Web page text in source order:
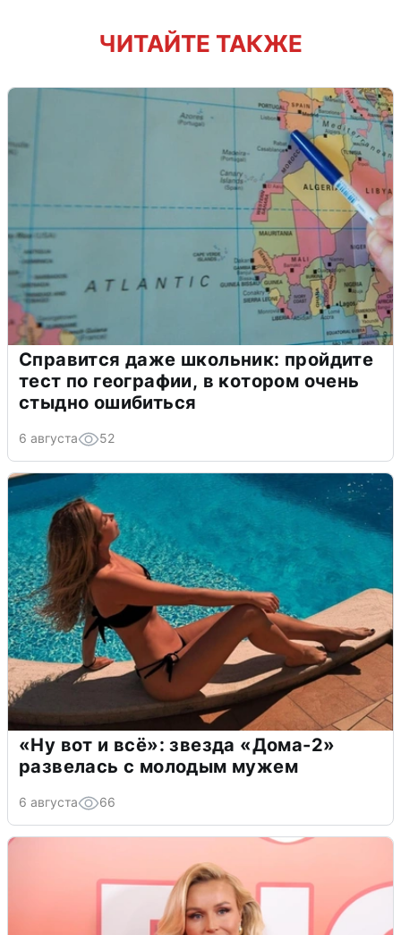
ЧИТАЙТЕ ТАКЖЕ
Справится даже школьник: пройдите
тест по географии, в котором очень
стыдно ошибиться
6 августа 52
«Ну вот и всё»: звезда «Дома-2»
развелась с молодым мужем
6 августа 66